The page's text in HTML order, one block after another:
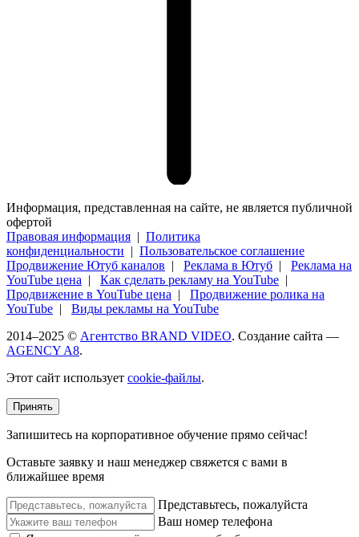
Информация, представленная на сайте, не является публичной
офертой
Правовая информация | Политика
конфиденциальности | Пользовательское соглашение
Продвижение Ютуб каналов | Реклама в Ютуб |
Реклама на
YouTube цена | Как сделать рекламу на YouTube |
Продвижение в YouTube цена |
Продвижение ролика на
YouTube |
Виды рекламы на YouTube
2014–2025 © Агентство BRAND VIDEO. Создание сайта —
AGENCY A8.
Этот сайт использует cookie-файлы.
Принять
Запишитесь на корпоративное обучение прямо сейчас!
Оставьте заявку и наш менеджер свяжется с вами в
ближайшее время
Представьтесь, пожалуйста
Ваш номер телефона